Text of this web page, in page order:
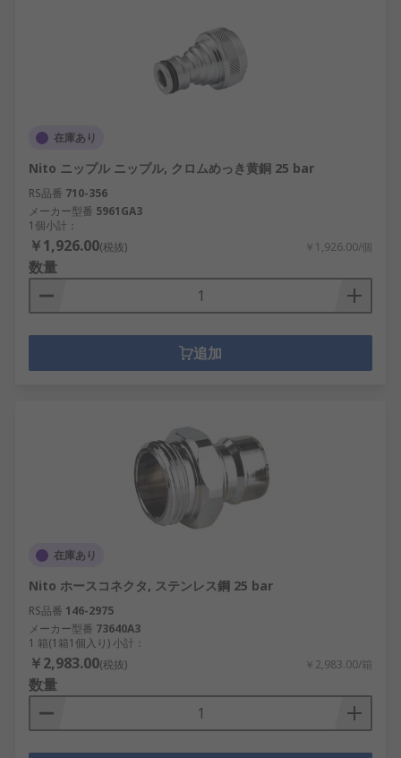
在庫あり
Nito ニップル ニップル, クロムめっき黄銅 25 bar
RS品番 710-356
メーカー型番 5961GA3
1個小計：
￥1,926.00(税抜) ￥1,926.00/個
数量
追加
在庫あり
Nito ホースコネクタ, ステンレス鋼 25 bar
RS品番 146-2975
メーカー型番 73640A3
1 箱(1箱1個入り) 小計：
￥2,983.00(税抜) ￥2,983.00/箱
数量